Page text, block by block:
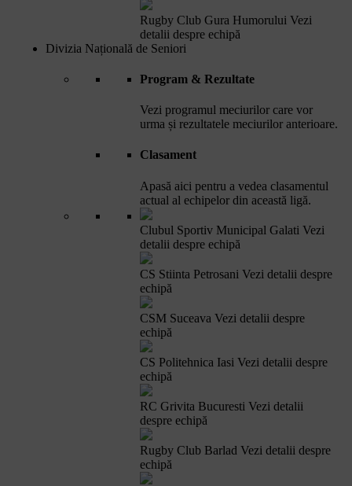
Rugby Club Gura Humorului Vezi
detalii despre echipă
Divizia Națională de Seniori
Program & Rezultate
Vezi programul meciurilor care vor
urma și rezultatele meciurilor anterioare.
Clasament
Apasă aici pentru a vedea clasamentul
actual al echipelor din această ligă.
Clubul Sportiv Municipal Galati Vezi
detalii despre echipă
CS Stiinta Petrosani Vezi detalii despre
echipă
CSM Suceava Vezi detalii despre
echipă
CS Politehnica Iasi Vezi detalii despre
echipă
RC Grivita Bucuresti Vezi detalii
despre echipă
Rugby Club Barlad Vezi detalii despre
echipă